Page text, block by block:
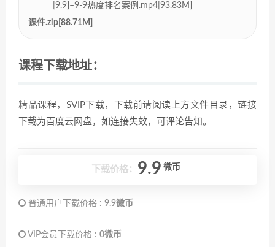
[9.9]–9-9热度排名案例.mp4[93.83M]
课件.zip[88.71M]
课程下载地址：
精品课程，SVIP下载，下载前请阅读上方文件目录，链接
下载为百度云网盘，如连接失效，可评论告知。
下载价格： 9.9 微币
普通用户下载价格 : 9.9微币
VIP会员下载价格 : 0微币